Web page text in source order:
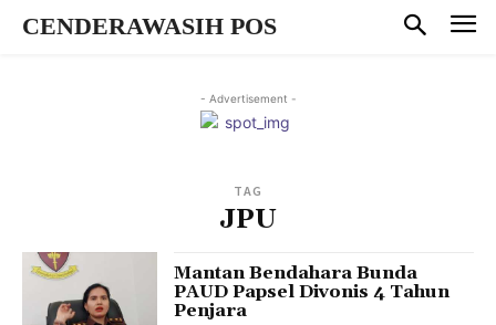
CENDERAWASIH POS
- Advertisement -
TAG
JPU
Mantan Bendahara Bunda
PAUD Papsel Divonis 4 Tahun
Penjara